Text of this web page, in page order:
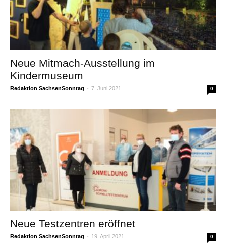
Neue Mitmach-Ausstellung im
Kindermuseum
Redaktion SachsenSonntag - 7. Juni 2021 0
Neue Testzentren eröffnet
Redaktion SachsenSonntag - 19. April 2021 0